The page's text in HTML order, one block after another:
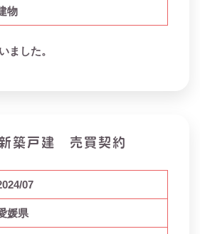
物
ました。
築戸建 売買契約
07
媛県